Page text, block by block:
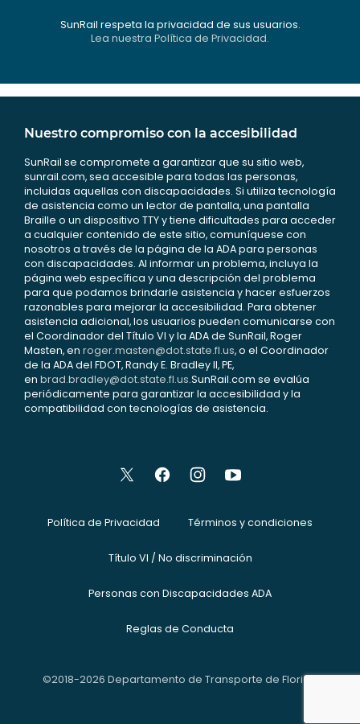
SunRail respeta la privacidad de sus usuarios.
Lea nuestra Política de Privacidad.
Nuestro compromiso con la accesibilidad
SunRail se compromete a garantizar que su sitio web,
sunrail.com, sea accesible para todas las personas,
incluidas aquellas con discapacidades. Si utiliza tecnología
de asistencia como un lector de pantalla, una pantalla
Braille o un dispositivo TTY y tiene dificultades para acceder
a cualquier contenido de este sitio, comuníquese con
nosotros a través de la página de la ADA para personas
con discapacidades. Al informar un problema, incluya la
página web específica y una descripción del problema
para que podamos brindarle asistencia y hacer esfuerzos
razonables para mejorar la accesibilidad. Para obtener
asistencia adicional, los usuarios pueden comunicarse con
el Coordinador del Título VI y la ADA de SunRail, Roger
Masten, en roger.masten@dot.state.fl.us, o el Coordinador
de la ADA del FDOT, Randy E. Bradley II, PE,
en brad.bradley@dot.state.fl.us.SunRail.com se evalúa
periódicamente para garantizar la accesibilidad y la
compatibilidad con tecnologías de asistencia.
Política de Privacidad Términos y condiciones
Título VI / No discriminación
Personas con Discapacidades ADA
Reglas de Conducta
©2018-2026 Departamento de Transporte de Florida